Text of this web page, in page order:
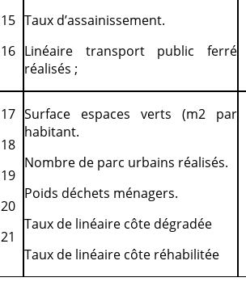
15
16
Taux d’assainissement.
Linéaire transport public ferré
réalisés ;
17
18
19
20
21
Surface espaces verts (m2 par
habitant.
Nombre de parc urbains réalisés.
Poids déchets ménagers.
Taux de linéaire côte dégradée
Taux de linéaire côte réhabilitée